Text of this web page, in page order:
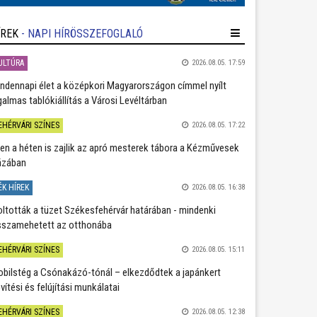
- NAPI HÍRÖSSZEFOGLALÓ
2026.08.05. 17:59
élet a középkori Magyarországon címmel nyílt
tablókiállítás a Városi Levéltárban
SZÍNES 2026.08.05. 17:22
a héten is zajlik az apró mesterek tábora a Kézművesek
HÍREK 2026.08.05. 16:38
a tüzet Székesfehérvár határában - mindenki
az otthonába
SZÍNES 2026.08.05. 15:11
a Csónakázó-tónál – elkezdődtek a japánkert
és felújítási munkálatai
SZÍNES 2026.08.05. 12:38